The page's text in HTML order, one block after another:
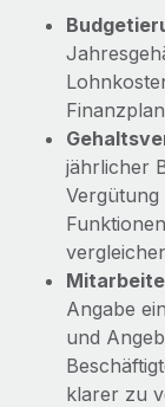
jährlicher
Angabe
und
klarer zu